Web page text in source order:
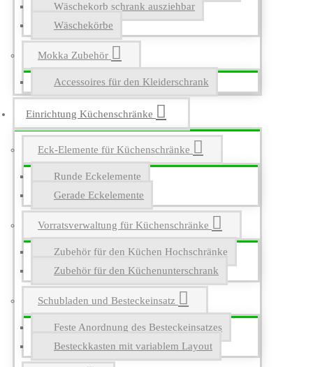
Wäschekorb schrank ausziehbar
Wäschekörbe
Mokka Zubehör
Accessoires für den Kleiderschrank
Einrichtung Küchenschränke
Eck-Elemente für Küchenschränke
Runde Eckelemente
Gerade Eckelemente
Vorratsverwaltung für Küchenschränke
Zubehör für den Küchen Hochschränke
Zubehör für den Küchenunterschrank
Schubladen und Besteckeinsatz
Feste Anordnung des Besteckeinsatzes
Besteckkasten mit variablem Layout